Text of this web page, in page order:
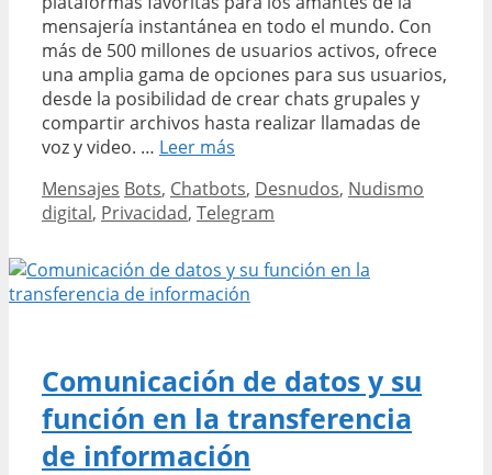
mensajería instantánea en todo el mundo. Con
más de 500 millones de usuarios activos, ofrece
una amplia gama de opciones para sus usuarios,
desde la posibilidad de crear chats grupales y
compartir archivos hasta realizar llamadas de
voz y video. … Leer más
Categories
Mensajes Tags
Bots, Chatbots, Desnudos, Nudismo
digital, Privacidad, Telegram
Comunicación de datos y su
función en la transferencia
de información